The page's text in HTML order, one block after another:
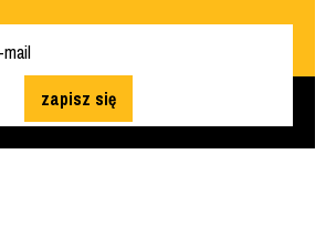
zapisz się